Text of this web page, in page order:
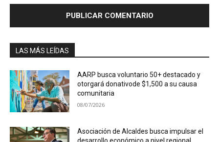
LAS MÁS LEÍDAS
AARP busca voluntario 50+ destacado y
otorgará donativode $1,500 a su causa
comunitaria
08/07/2026
Asociación de Alcaldes busca impulsar el